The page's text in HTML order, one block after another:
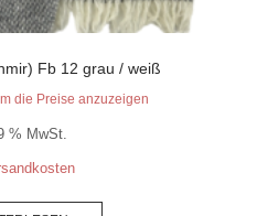
Fb 12 grau / weiß
die Preise anzuzeigen
% MwSt.